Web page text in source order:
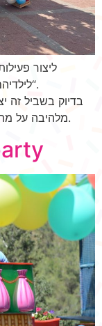
ליצור
לילדיהם ותעניק לעובדים תחושת שייכות ”למשפחה“.
בדיוק בשביל זה
מלהיבה על מתקני הפארק וכמובן כל התנאים לטקס מוצלח.